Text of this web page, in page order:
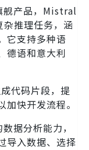
产品，Mistral
推理任务，涵
它支持多种语
德语和意大利
代码片段，提
快开发流程。
据分析能力，
导入数据、选择